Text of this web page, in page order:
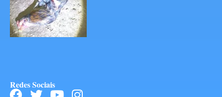
Redes Sociais